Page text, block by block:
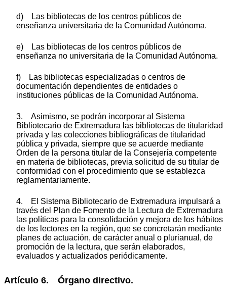
d) Las bibliotecas de los centros públicos de
enseñanza universitaria de la Comunidad Autónoma.
e) Las bibliotecas de los centros públicos de
enseñanza no universitaria de la Comunidad Autónoma.
f) Las bibliotecas especializadas o centros de
documentación dependientes de entidades o
instituciones públicas de la Comunidad Autónoma.
3. Asimismo, se podrán incorporar al Sistema
Bibliotecario de Extremadura las bibliotecas de titularidad
privada y las colecciones bibliográficas de titularidad
pública y privada, siempre que se acuerde mediante
Orden de la persona titular de la Consejería competente
en materia de bibliotecas, previa solicitud de su titular de
conformidad con el procedimiento que se establezca
reglamentariamente.
4. El Sistema Bibliotecario de Extremadura impulsará a
través del Plan de Fomento de la Lectura de Extremadura
las políticas para la consolidación y mejora de los hábitos
de los lectores en la región, que se concretarán mediante
planes de actuación, de carácter anual o plurianual, de
promoción de la lectura, que serán elaborados,
evaluados y actualizados periódicamente.
Artículo 6. Órgano directivo.